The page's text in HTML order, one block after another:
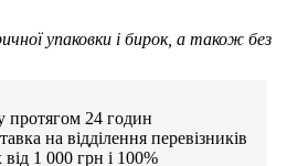
упаковки і бирок, а також без
протягом 24 годин
на відділення перевізників
1 000 грн і 100%